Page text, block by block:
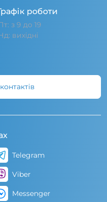
роботи
з 9 до 19
вихідні
Telegram
Viber
Messenger